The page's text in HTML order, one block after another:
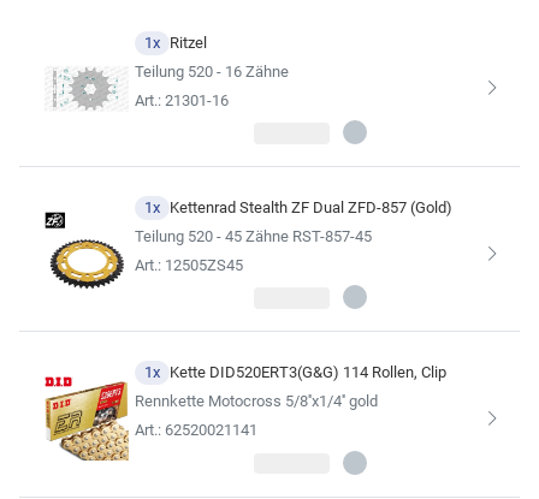
BITTE prüft auch anhand der technischen Zeichnung der Inhaltsdaten die
soweit Euch das möglich ist um Fehler zu vermeiden!
Solltet Ihr eine andere Übersetzung wünschen, könnt Ihr diese über den
(siehe Ergebnisse der
1x Ritzel
Teilung 520 - 16 Zähne
Art.: 21301-16
1x Kettenrad Stealth ZF Dual ZFD-857 (Gold)
Teilung 520 - 45 Zähne RST-857-45
Art.: 12505ZS45
1x Kette DID520ERT3(G&G) 114 Rollen, Clip
Rennkette Motocross 5/8''x1/4'' gold
Art.: 62520021141